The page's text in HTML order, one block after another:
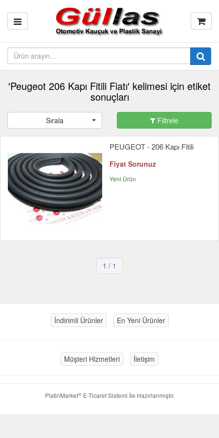
'Peugeot 206 Kapı Fitili Fiatı' kelimesi için etiket
sonuçları
Sırala Filtrele
PEUGEOT - 206 Kapı Fitili
Fiyat Sorunuz
Yeni Ürün
1 / 1
İndirimli Ürünler En Yeni Ürünler
Müşteri Hizmetleri İletişim
PlatinMarket®E-Ticaret Sistemi İle Hazırlanmıştır.